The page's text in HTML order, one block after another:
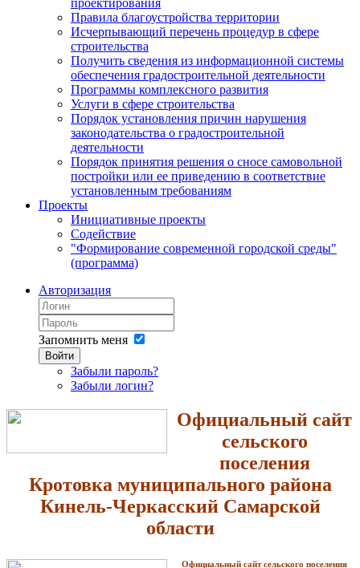
проектирования
Правила благоустройства территории
Исчерпывающий перечень процедур в сфере
строительства
Получить сведения из информационной системы
обеспечения градостроительной деятельности
Программы комплексного развития
Услуги в сфере строительства
Порядок установления причин нарушения
законодательства о градостроительной
деятельности
Порядок принятия решения о сносе самовольной
постройки или ее приведению в соответствие
установленным требованиям
Проекты
Инициативные проекты
Содействие
"Формирование современной городской среды"
(программа)
Авторизация
Запомнить меня
Войти
Забыли пароль?
Забыли логин?
Официальный сайт
сельского
поселения
Кротовка муниципального района
Кинель-Черкасский Самарской
области
Официальный сайт сельского поселения